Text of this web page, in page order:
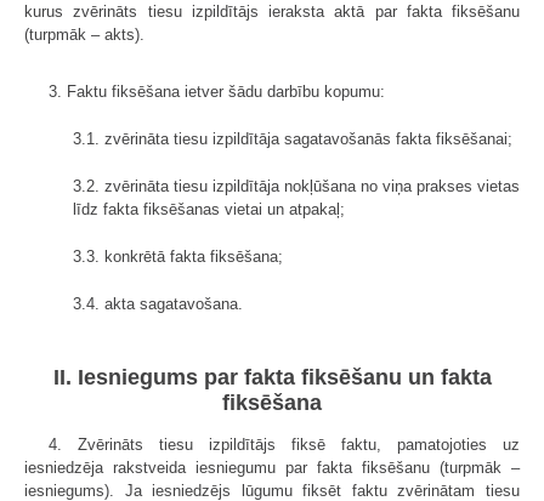
kurus zvērināts tiesu izpildītājs ieraksta aktā par fakta fiksēšanu
(turpmāk – akts).
3. Faktu fiksēšana ietver šādu darbību kopumu:
3.1. zvērināta tiesu izpildītāja sagatavošanās fakta fiksēšanai;
3.2. zvērināta tiesu izpildītāja nokļūšana no viņa prakses vietas
līdz fakta fiksēšanas vietai un atpakaļ;
3.3. konkrētā fakta fiksēšana;
3.4. akta sagatavošana.
II. Iesniegums par fakta fiksēšanu un fakta
fiksēšana
4. Zvērināts tiesu izpildītājs fiksē faktu, pamatojoties uz
iesniedzēja rakstveida iesniegumu par fakta fiksēšanu (turpmāk –
iesniegums). Ja iesniedzējs lūgumu fiksēt faktu zvērinātam tiesu